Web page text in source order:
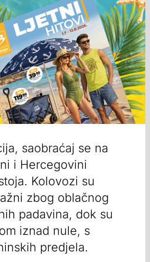
saobraćaj se na
i Hercegovini
Kolovozi su
zbog oblačnog
padavina, dok su
iznad nule, s
predjela.